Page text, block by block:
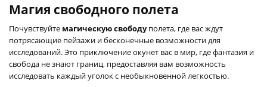
Магия свободного полета
Почувствуйте магическую свободуполета, где вас ждут
потрясающие пейзажи и бесконечные возможности для
исследований. Это приключение окунет вас в мир, где фантазия и
свобода не знают границ, предоставляя вам возможность
исследовать каждый уголок с необыкновенной легкостью.